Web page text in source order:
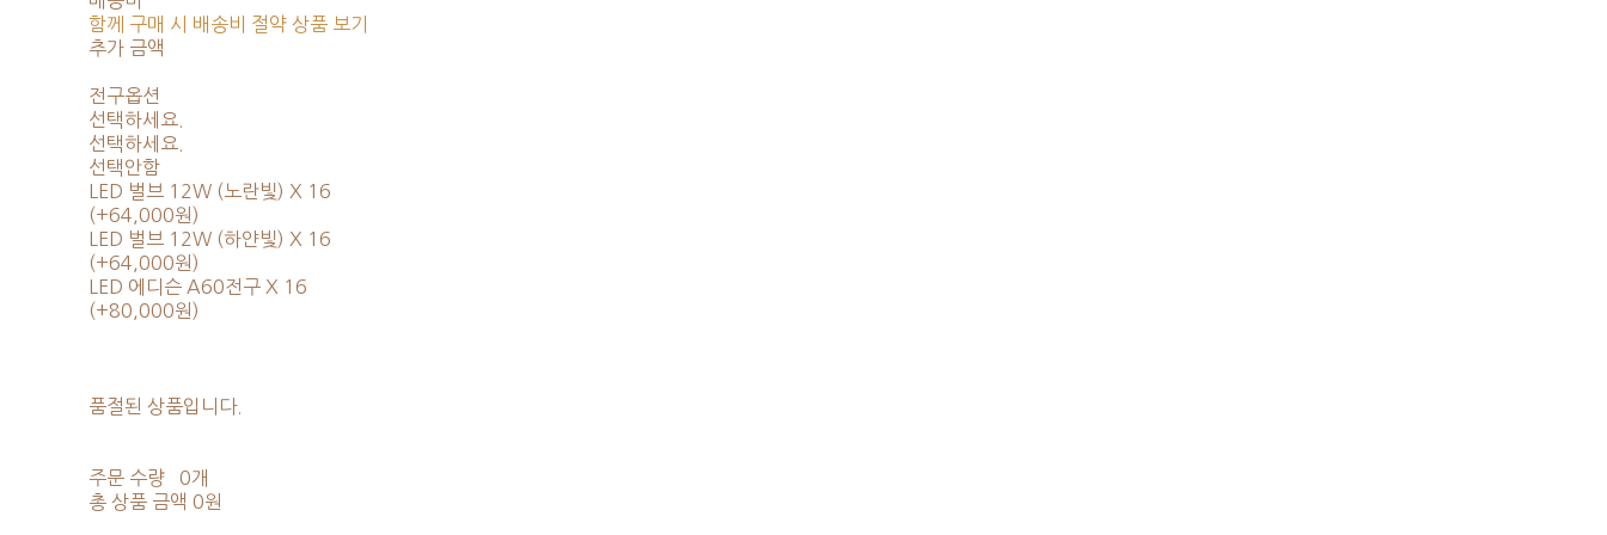
함께 구매 시 배송비 절약 상품 보기
추가 금액
전구옵션
선택하세요.
선택하세요.
선택안함
LED 벌브 12W (노란빛) X 16
(+64,000원)
LED 벌브 12W (하얀빛) X 16
(+64,000원)
LED 에디슨 A60전구 X 16
(+80,000원)
품절된 상품입니다.
주문 수량
0개
총 상품 금액 0원